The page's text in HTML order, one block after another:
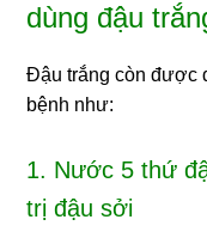
dùng đậu
Đậu trắng còn được
bệnh như:
1. Nước 5 thứ
trị đậu sởi